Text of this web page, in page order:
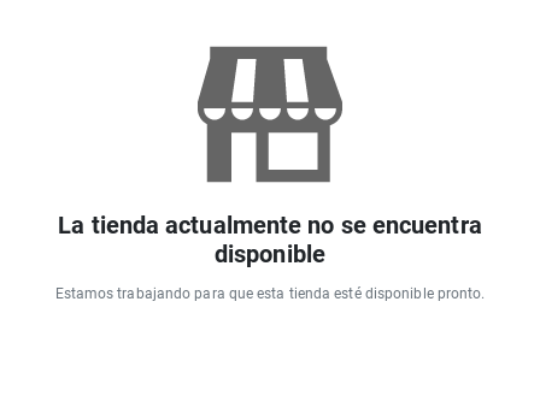
La tienda actualmente no se encuentra
disponible
Estamos trabajando para que esta tienda esté disponible pronto.